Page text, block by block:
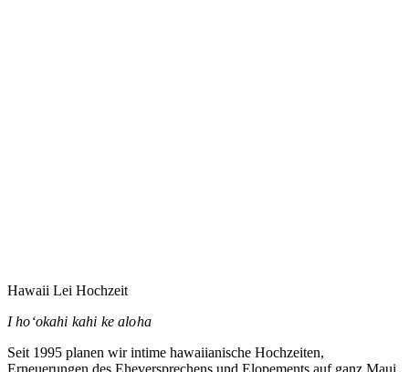
Hawaii Lei Hochzeit
I hoʻokahi kahi ke aloha
Seit 1995 planen wir intime hawaiianische Hochzeiten,